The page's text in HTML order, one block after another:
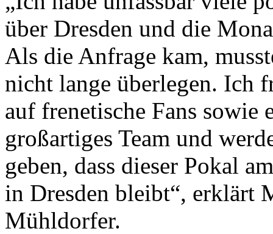
über Dresden und die
Als die Anfrage kam,
nicht lange überlegen. Ich
auf frenetische Fans sowie
großartiges Team und
geben, dass dieser Pokal
in Dresden bleibt“, erklärt
Mühldorfer.